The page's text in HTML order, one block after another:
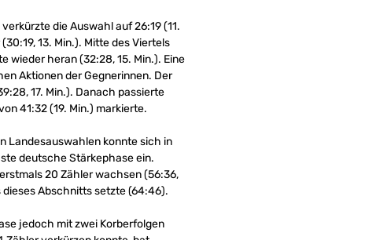
die Auswahl auf 26:19 (11.
13. Min.). Mitte des Viertels
wieder heran (32:28, 15. Min.). Eine
Aktionen der Gegnerinnen. Der
17. Min.). Danach passierte
41:32 (19. Min.) markierte.
Landesauswahlen konnte sich in
deutsche Stärkephase ein.
20 Zähler wachsen (56:36,
dieses Abschnitts setzte (64:46).
jedoch mit zwei Korberfolgen